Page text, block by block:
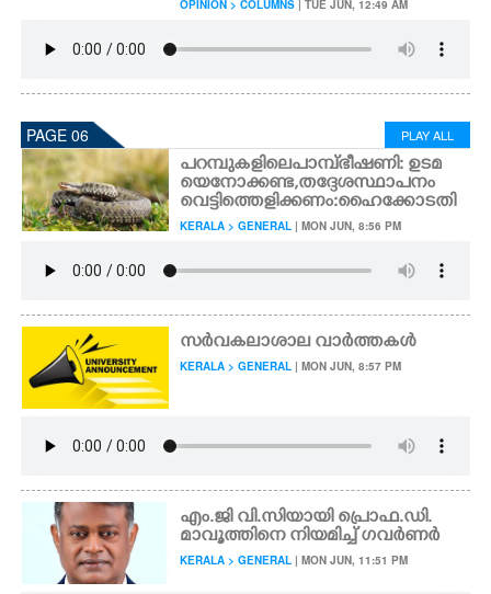
OPINION > COLUMNS | TUE JUN, 12:49 AM
PAGE 06 PLAY ALL
പറമ്പുകളിലെ പാമ്പ് ഭീഷണി: ഉടമ
യെ നോക്കണ്ട, തദ്ദേശസ്ഥാപനം
വെട്ടിത്തെളിക്കണം: ഹൈക്കോടതി
KERALA > GENERAL | MON JUN, 8:56 PM
സർവകലാശാല വാർത്തകൾ
KERALA > GENERAL | MON JUN, 8:57 PM
എം.ജി വി.സിയായി പ്രൊഫ.ഡി.
മാവൂത്തിനെ നിയമിച്ച് ഗവർണർ
KERALA > GENERAL | MON JUN, 11:51 PM